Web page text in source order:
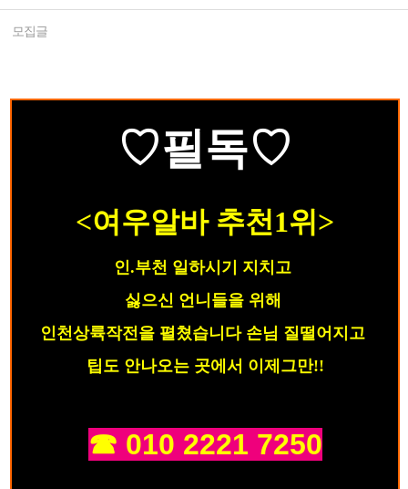
모집글
♡필독♡
<여우알바 추천1위>
인.부천 일하시기 지치고
싫으신 언니들을 위해
인천상륙작전을 펼쳤습니다 손님 질떨어지고
팁도 안나오는 곳에서 이제그만!!
☎ 010 2221 7250